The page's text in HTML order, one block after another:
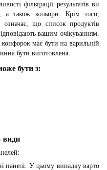
фільтрації результатів ви
а також кольори. Крім того,
означає, що список продуктів
вашим очікуванням.
має бути на варильній
бути виготовлена.
бути з:
види
панелі. У цьому випадку варто